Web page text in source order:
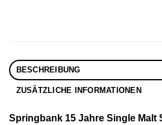
BESCHREIBUNG
ZUSÄTZLICHE INFORMATIONEN
Springbank 15 Jahre Single Malt